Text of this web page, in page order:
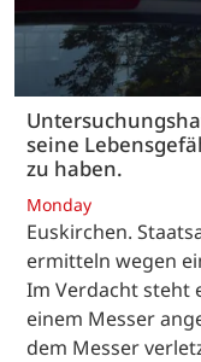
seine
zu haben.
Monday
Euskirchen.
ermitteln wegen
Im Verdacht steht
einem Messer
dem Messer